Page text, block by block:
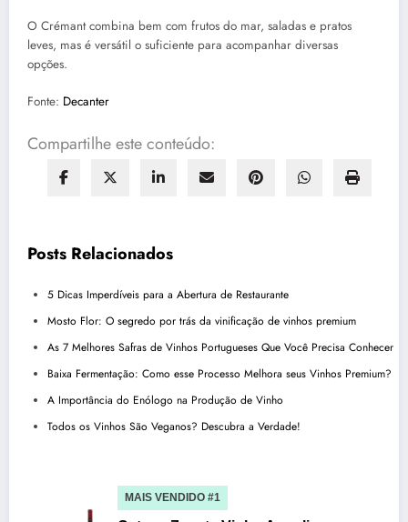
O Crémant combina bem com frutos do mar, saladas e pratos
leves, mas é versátil o suficiente para acompanhar diversas
opções.
Fonte: Decanter
Compartilhe este conteúdo:
Posts Relacionados
5 Dicas Imperdíveis para a Abertura de Restaurante
Mosto Flor: O segredo por trás da vinificação de vinhos premium
As 7 Melhores Safras de Vinhos Portugueses Que Você Precisa Conhecer
Baixa Fermentação: Como esse Processo Melhora seus Vinhos Premium?
A Importância do Enólogo na Produção de Vinho
Todos os Vinhos São Veganos? Descubra a Verdade!
MAIS VENDIDO #1